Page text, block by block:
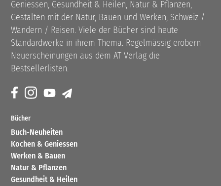
Geniessen, Gesundheit & Heilen, Natur & Pflanzen,
Gestalten mit der Natur, Bauen und Werken, Schweiz /
Wandern / Reisen. Viele der Bücher sind heute
Standardwerke in ihrem Thema. Regelmässig erobern
Neuerscheinungen aus dem AT Verlag die
Bestsellerlisten.
Bücher
Buch-Neuheiten
Kochen & Geniessen
Werken & Bauen
Natur & Pflanzen
Gesundheit & Heilen